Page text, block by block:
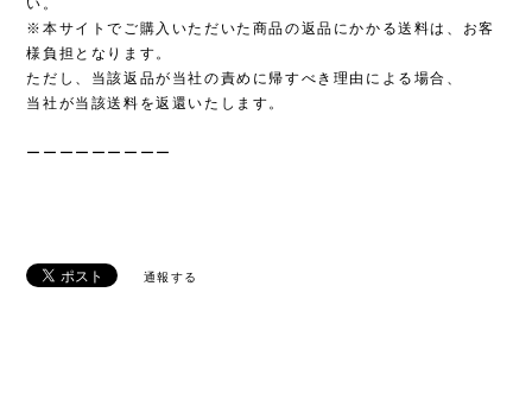
い。
※本サイトでご購入いただいた商品の返品にかかる送料は、お客
様負担となります。
ただし、当該返品が当社の責めに帰すべき理由による場合、
当社が当該送料を返還いたします。
ーーーーーーーーー
通報する